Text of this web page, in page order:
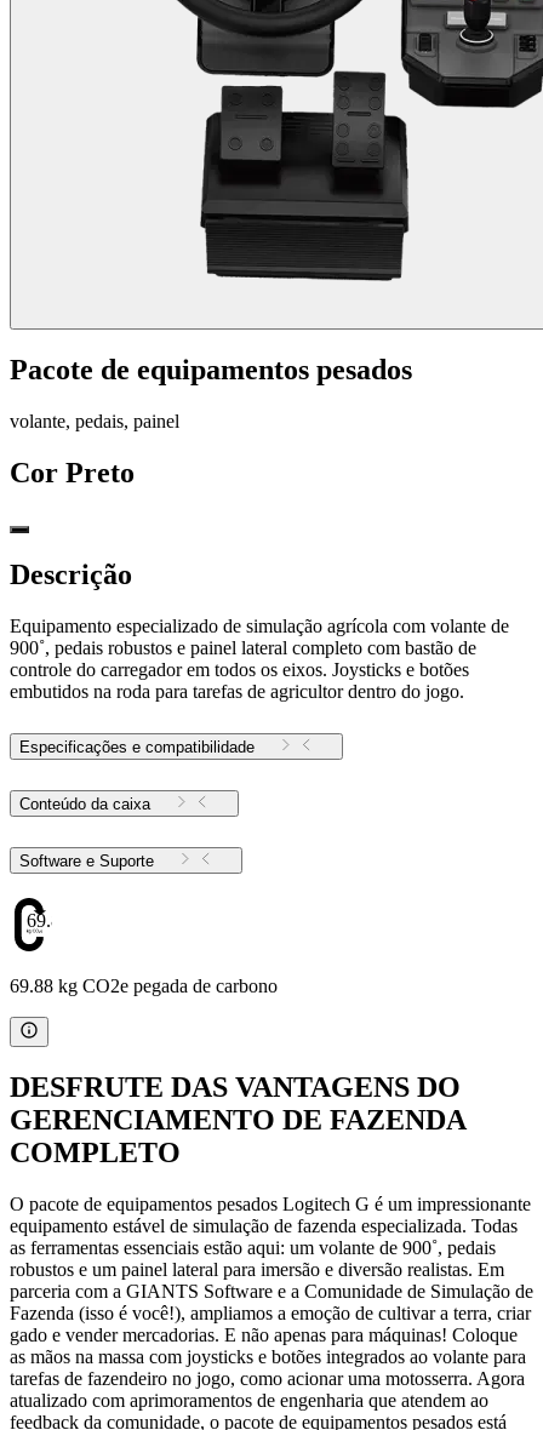
Pacote de equipamentos pesados
volante, pedais, painel
Cor Preto
Descrição
Equipamento especializado de simulação agrícola com volante de
900˚, pedais robustos e painel lateral completo com bastão de
controle do carregador em todos os eixos. Joysticks e botões
embutidos na roda para tarefas de agricultor dentro do jogo.
Especificações e compatibilidade
Conteúdo da caixa
Software e Suporte
69.88
69.88 kg CO2e pegada de carbono
DESFRUTE DAS VANTAGENS DO
GERENCIAMENTO DE FAZENDA
COMPLETO
O pacote de equipamentos pesados Logitech G é um impressionante
equipamento estável de simulação de fazenda especializada. Todas
as ferramentas essenciais estão aqui: um volante de 900˚, pedais
robustos e um painel lateral para imersão e diversão realistas. Em
parceria com a GIANTS Software e a Comunidade de Simulação de
Fazenda (isso é você!), ampliamos a emoção de cultivar a terra, criar
gado e vender mercadorias. E não apenas para máquinas! Coloque
as mãos na massa com joysticks e botões integrados ao volante para
tarefas de fazendeiro no jogo, como acionar uma motosserra. Agora
atualizado com aprimoramentos de engenharia que atendem ao
feedback da comunidade, o pacote de equipamentos pesados está